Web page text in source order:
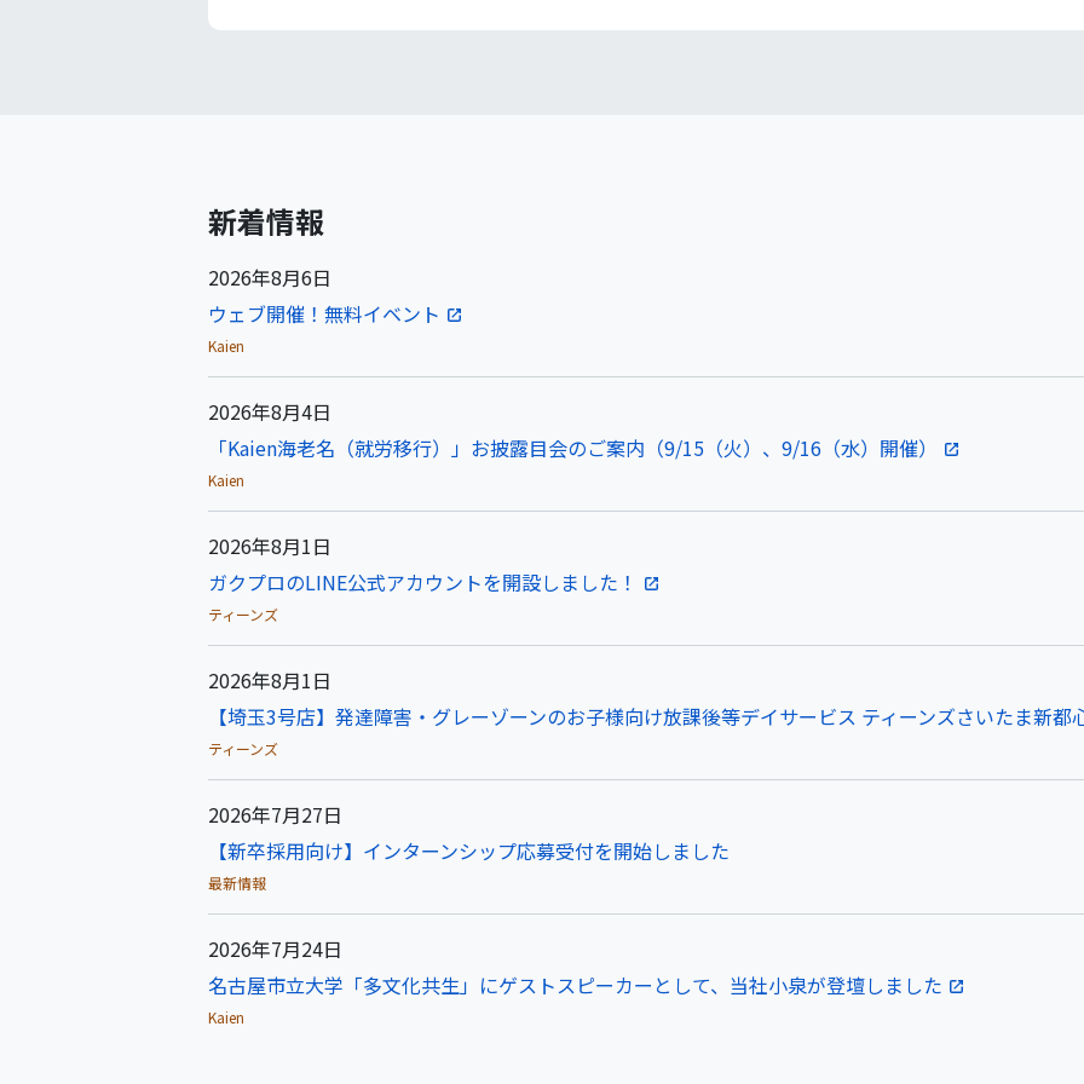
新着情報
2026年8月6日
ウェブ開催！無料イベント
Kaien
2026年8月4日
「Kaien海老名（就労移行）」お披露目会のご案内（9/15（火）、9/16（水）開催）
Kaien
2026年8月1日
ガクプロのLINE公式アカウントを開設しました！
ティーンズ
2026年8月1日
【埼玉3号店】発達障害・グレーゾーンのお子様向け放課後等デイサービス ティーンズさいたま新都
ティーンズ
2026年7月27日
【新卒採用向け】インターンシップ応募受付を開始しました
最新情報
2026年7月24日
名古屋市立大学「多文化共生」にゲストスピーカーとして、当社小泉が登壇しました
Kaien